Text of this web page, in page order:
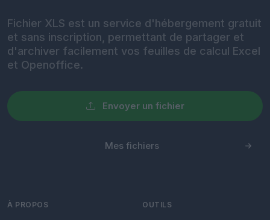
Fichier XLS est un service d'hébergement gratuit
et sans inscription, permettant de partager et
d'archiver facilement vos feuilles de calcul Excel
et Openoffice.
Envoyer un fichier
Mes fichiers
À PROPOS OUTILS